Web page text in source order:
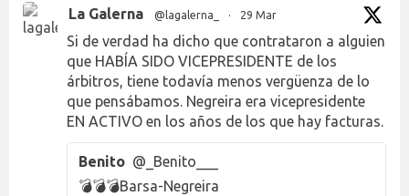
La Galerna @lagalerna_ · 29 Mar
Si de verdad ha dicho que contrataron a alguien
que HABÍA SIDO VICEPRESIDENTE de los
árbitros, tiene todavía menos vergüenza de lo
que pensábamos. Negreira era vicepresidente
EN ACTIVO en los años de los que hay facturas.
Benito @_Benito___
💣💣💣Barsa-Negreira